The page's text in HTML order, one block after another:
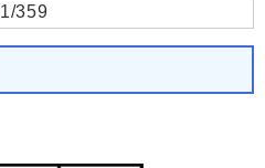
1/359